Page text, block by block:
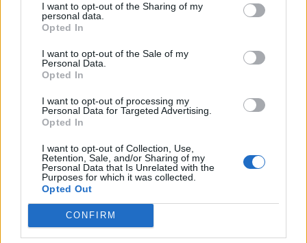
I want to opt-out of the Sharing of my
personal data.
Opted In
I want to opt-out of the Sale of my
Personal Data.
Opted In
I want to opt-out of processing my
Personal Data for Targeted Advertising.
Opted In
I want to opt-out of Collection, Use,
Retention, Sale, and/or Sharing of my
Personal Data that Is Unrelated with the
Purposes for which it was collected.
Opted Out
CONFIRM